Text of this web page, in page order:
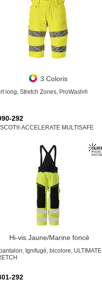
3 Coloris
long, Stretch Zones, ProWash®
292
ACCELERATE MULTISAFE
Hi-vis Jaune/Marine foncé
Ignifugé, bicolore, ULTIMATE
292